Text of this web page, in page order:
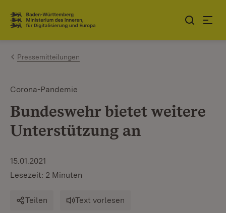
Zum Inhalt springen
Link zur Startseite
Pressemitteilungen
Corona-Pandemie
Bundeswehr bietet weitere
Unterstützung an
15.01.2021
Lesezeit: 2 Minuten
Teilen Text vorlesen